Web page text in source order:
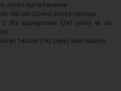
accès sur la terrasse
160 cm (2pers) accès terrasse
2 lits superposés (2x1 pers) et un
en 140 cm (1x2 pers) avec balcon